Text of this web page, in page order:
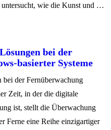
wie die Kunst und …
bei der
basierter Systeme
bei der Fernüberwachung
Zeit, in der die digitale
ist, stellt die Überwachung
Ferne eine Reihe einzigartiger